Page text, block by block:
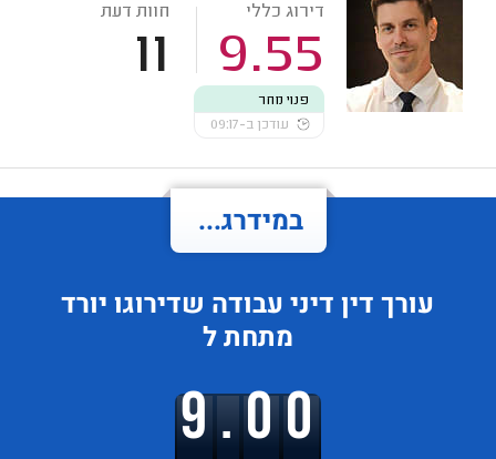
דירוג כללי
9.55
חוות דעת
11
פנוי מחר
עודכן ב-09:17
במידרג...
עורך דין דיני עבודה שדירוגו יורד
מתחת ל
9.00